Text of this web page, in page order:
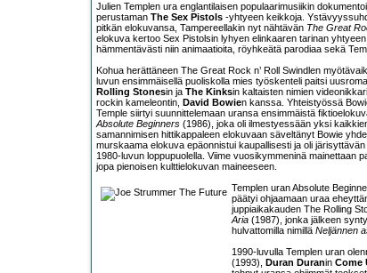
Julien Templen ura englantilaisen populaarimusiikin
perustaman The Sex Pistols -yhtyeen keikkoja.
pitkän elokuvansa, Tampereellakin nyt nähtävän The Great
elokuva kertoo Sex Pistolsin lyhyen elinkaaren tarinan
hämmentävästi niin animaatioita, röyhkeätä parodiaa sekä
Kohua herättäneen The Great Rock n’ Roll Swindlen
luvun ensimmäisellä puoliskolla mies työskenteli paitsi
Rolling Stonesin ja The Kinksin kaltaisten nimien
rockin kameleontin, David Bowien kanssa. Yhteistyössä
Temple siirtyi suunnittelemaan uransa ensimmäistä
Absolute Beginners (1986), joka oli ilmestyessään yksi
samannimisen hittikappaleen elokuvaan säveltänyt Bowie
murskaama elokuva epäonnistui kaupallisesti ja oli
1980-luvun loppupuolella. Viime vuosikymmeninä mainettaan
jopa pienoisen kulttielokuvan maineeseen.
Templen uran Absolute
päätyi ohjaamaan uraa
juppiaikakauden The Rolling
Aria (1987), jonka jälkeen
hulvattomilla nimillä Neljännen
1990-luvulla Templen uran
(1993), Duran Duranin Come